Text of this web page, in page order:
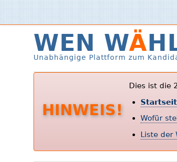
WEN WÄ
Unabhängige Plattform zum
HINWEIS!
Dies ist die
Wofür
Liste der